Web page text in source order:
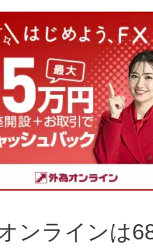
ンラインは